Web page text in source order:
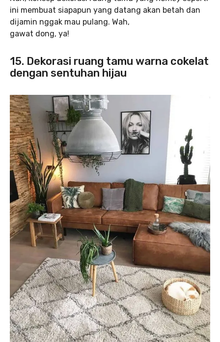
ini membuat siapapun yang datang akan betah dan
dijamin nggak mau pulang. Wah,
gawat dong, ya!
15. Dekorasi ruang tamu warna cokelat
dengan sentuhan hijau